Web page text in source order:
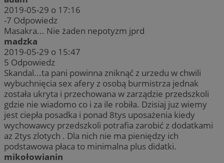
2019-05-29 o 17:16
-7 Odpowiedz
Masakra... Nie żaden nepotyzm jprd
madzka
2019-05-29 o 15:47
5 Odpowiedz
Skandal...ta pani powinna zniknąć z urzedu w chwili
wybuchnięcia sex afery z osobą burmistrza jednak
została ukryta i przechowana w zarządzie przedszkoli
gdzie nie wiadomo co i za ile robiła. Dzisiaj juz wiemy
jest ciepła posadka i ponad 8tys uposażenia kiedy
wychowawcy przedszkoli potrafia zarobić z dodatkami
az 2tys zlotych . Dla nich nie ma pieniędzy ich
podstawowa płaca to minimalna plus didatki.
mikołowianin